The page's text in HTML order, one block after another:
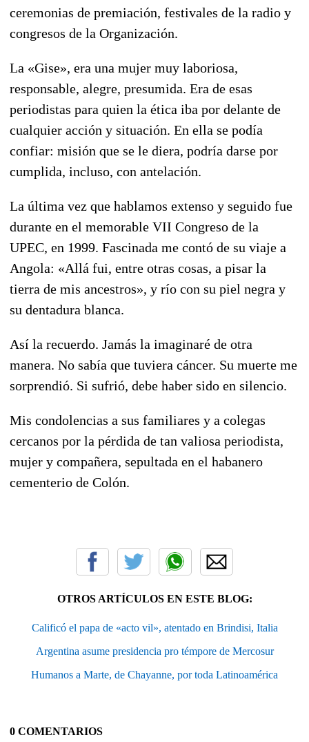
ceremonias de premiación, festivales de la radio y
congresos de la Organización.
La «Gise», era una mujer muy laboriosa,
responsable, alegre, presumida. Era de esas
periodistas para quien la ética iba por delante de
cualquier acción y situación. En ella se podía
confiar: misión que se le diera, podría darse por
cumplida, incluso, con antelación.
La última vez que hablamos extenso y seguido fue
durante en el memorable VII Congreso de la
UPEC, en 1999. Fascinada me contó de su viaje a
Angola: «Allá fui, entre otras cosas, a pisar la
tierra de mis ancestros», y río con su piel negra y
su dentadura blanca.
Así la recuerdo. Jamás la imaginaré de otra
manera. No sabía que tuviera cáncer. Su muerte me
sorprendió. Si sufrió, debe haber sido en silencio.
Mis condolencias a sus familiares y a colegas
cercanos por la pérdida de tan valiosa periodista,
mujer y compañera, sepultada en el habanero
cementerio de Colón.
OTROS ARTÍCULOS EN ESTE BLOG:
Calificó el papa de «acto vil», atentado en Brindisi, Italia
Argentina asume presidencia pro témpore de Mercosur
Humanos a Marte, de Chayanne, por toda Latinoamérica
0 COMENTARIOS